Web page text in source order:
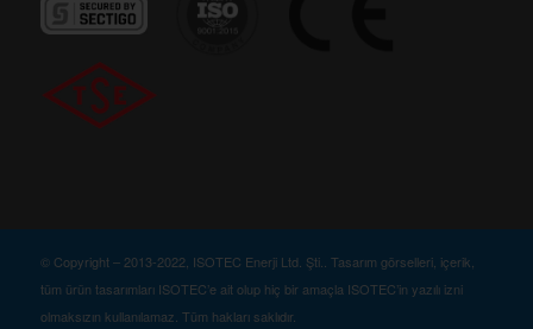
© Copyright – 2013-2022, ISOTEC Enerji Ltd. Şti.. Tasarım görselleri, içerik,
tüm ürün tasarımları ISOTEC’e ait olup hiç bir amaçla ISOTEC’in yazılı izni
olmaksızın kullanılamaz. Tüm hakları saklıdır.